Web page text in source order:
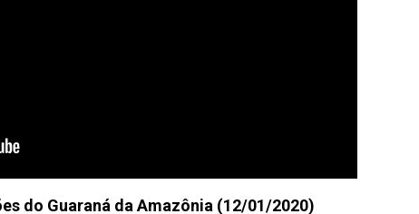
do Guaraná da Amazônia (12/01/2020)